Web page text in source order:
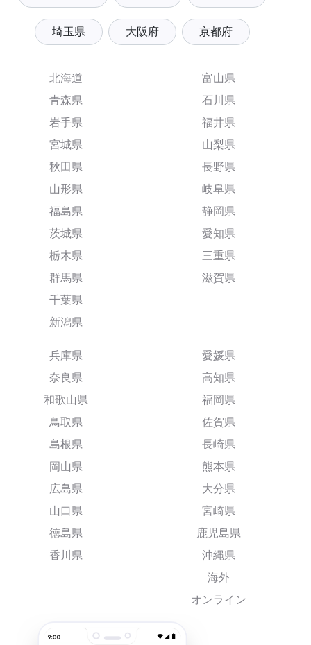
埼玉県 大阪府 京都府
北海道
青森県
岩手県
宮城県
秋田県
山形県
福島県
茨城県
栃木県
群馬県
千葉県
新潟県
富山県
石川県
福井県
山梨県
長野県
岐阜県
静岡県
愛知県
三重県
滋賀県
兵庫県
奈良県
和歌山県
鳥取県
島根県
岡山県
広島県
山口県
徳島県
香川県
愛媛県
高知県
福岡県
佐賀県
長崎県
熊本県
大分県
宮崎県
鹿児島県
沖縄県
海外
オンライン